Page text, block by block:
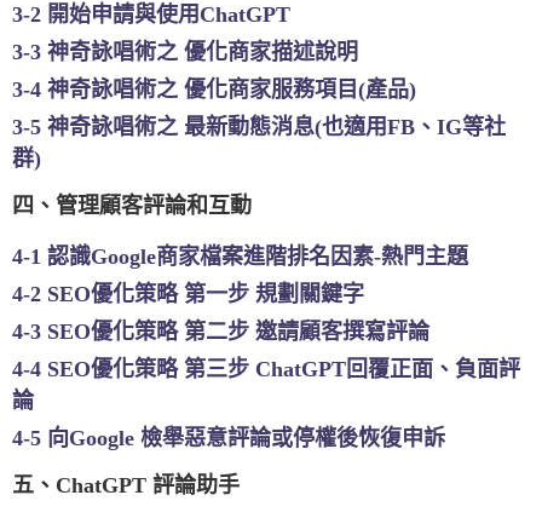
3-2 開始申請與使用ChatGPT
3-3 神奇詠唱術之 優化商家描述說明
3-4 神奇詠唱術之 優化商家服務項目(產品)
3-5 神奇詠唱術之 最新動態消息(也適用FB、IG等社
群)
四、管理顧客評論和互動
4-1 認識Google商家檔案進階排名因素-熱門主題
4-2 SEO優化策略 第一步 規劃關鍵字
4-3 SEO優化策略 第二步 邀請顧客撰寫評論
4-4 SEO優化策略 第三步 ChatGPT回覆正面、負面評
論
4-5 向Google 檢舉惡意評論或停權後恢復申訴
五、ChatGPT 評論助手